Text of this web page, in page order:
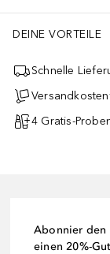
DEINE VORTEILE
Schnelle
4 Gratis-
Abonnier den
einen 20%-